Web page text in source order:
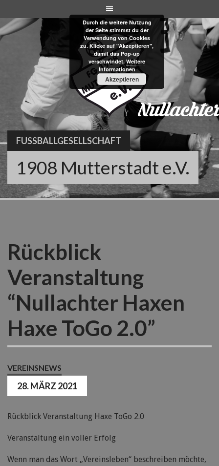
to
content
FUSSBALLGESELLSCHAFT
1908 Mutterstadt e.V.
Rückblick
Veranstaltung
“Nullachter Haxen
Haxe ToGo 2.0”
VEREINSNEWS
28. MÄRZ 2021
Rückblick Veranstaltung Haxe ToGo 2.0
Veranstaltung ein voller Erfolg
Wenn man das Wort „Vereinsleben“ beschreiben möchte,
Durch die weitere Nutzung
der Seite stimmst du der
Verwendung von Cookies
zu. Klicke auf "Akzeptieren",
damit das Pop-up
verschwindet.Weitere
Informationen
Akzeptieren